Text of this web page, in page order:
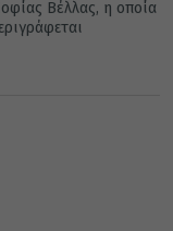
Βέλλας, η οποία